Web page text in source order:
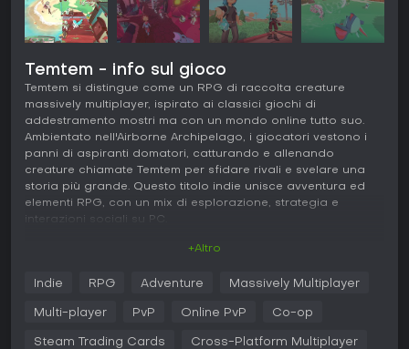
Temtem - info sul gioco
Temtem si distingue come un RPG di raccolta creature
massively multiplayer, ispirato ai classici giochi di
addestramento mostri ma con un mondo online tutto suo.
Ambientato nell'Airborne Archipelago, i giocatori vestono i
panni di aspiranti domatori, catturando e allenando
creature chiamate Temtem per sfidare rivali e svelare una
storia più grande. Questo titolo indie unisce avventura ed
elementi RPG, con un mix di esplorazione, strategia e
interazioni sociali su PC.
all'esplorazione di isole variegate, alla cattura di Temtem
selvatici con carte speciali e a battaglie a turni. Ogni Temtem
punti di forza e debolezze negli scontri. Le battaglie
+Altro
Indie RPG Adventure Massively Multiplayer
Multi-player PvP Online PvP Co-op
Steam Trading Cards Cross-Platform Multiplayer